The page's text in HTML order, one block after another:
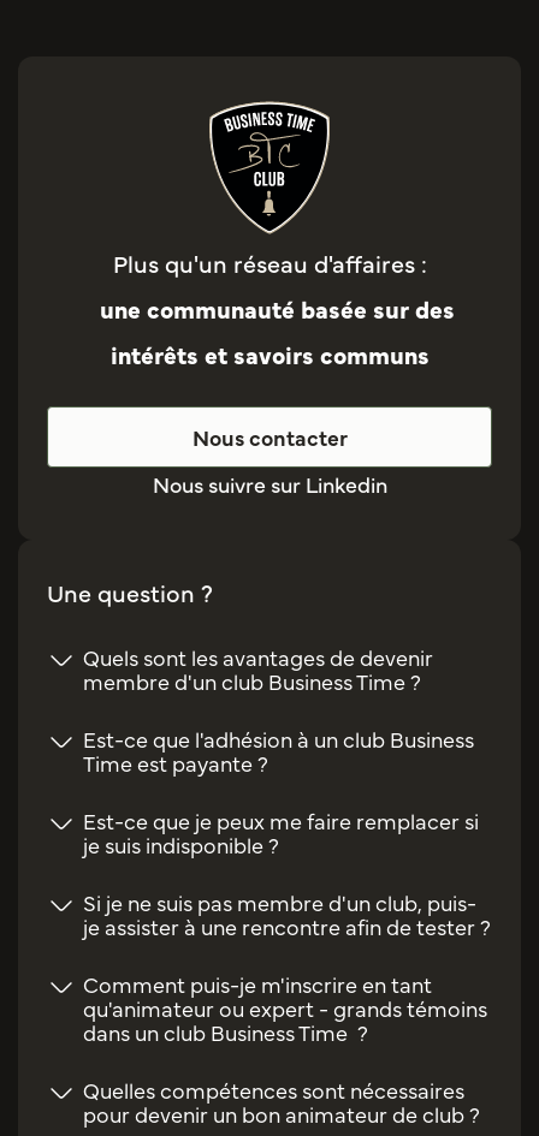
Plus qu'un réseau d'affaires :
une communauté basée sur des
intérêts et savoirs communs
Nous contacter
Nous suivre sur Linkedin
Une question ?
Quels sont les avantages de devenir
membre d'un club Business Time ?
Est-ce que l'adhésion à un club Business
Time est payante ?
Est-ce que je peux me faire remplacer si
je suis indisponible ?
Si je ne suis pas membre d'un club, puis-
je assister à une rencontre afin de tester ?
Comment puis-je m'inscrire en tant
qu'animateur ou expert - grands témoins
dans un club Business Time ?
Quelles compétences sont nécessaires
pour devenir un bon animateur de club ?